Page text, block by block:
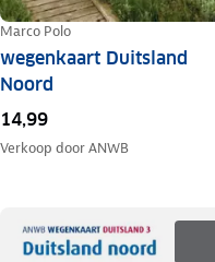
Marco Polo
wegenkaart Duitsland
Noord
14,99
Verkoop doorANWB